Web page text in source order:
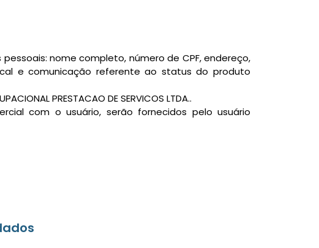
nome completo, número de CPF, endereço,
e comunicação referente ao status do produto
PRESTACAO DE SERVICOS LTDA..
com o usuário, serão fornecidos pelo usuário